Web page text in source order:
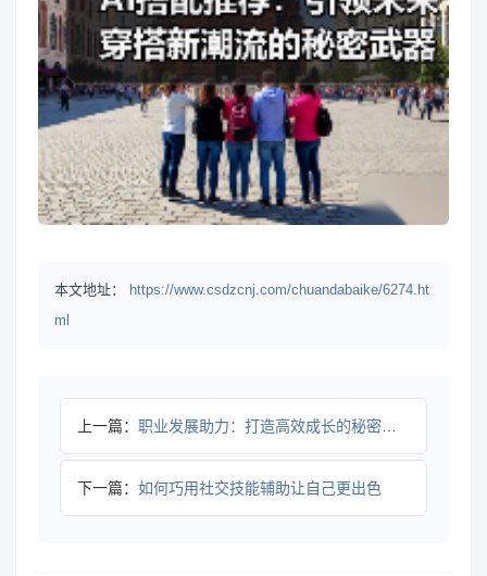
本文地址：
https://www.csdzcnj.com/chuandabaike/6274.ht
ml
上一篇： 职业发展助力：打造高效成长的秘密武器
下一篇： 如何巧用社交技能辅助让自己更出色